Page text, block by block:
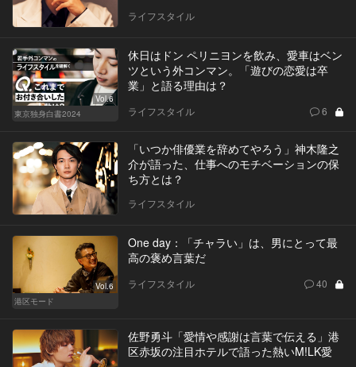
ライフスタイル
Vol.6
東京独身白書2024
休日はドン ペリニヨンを飲み、愛車はベン
ツという外コンマン。「遊びの恋愛は卒
業」と語る理由は？
ライフスタイル 6
「いつか俳優業を辞めてやろう」神木隆之
介が語った、仕事へのモチベーションの保
ち方とは？
ライフスタイル
Vol.6
港区モード
One day：「チャラい」は、男にとって最
高の褒め言葉だ
ライフスタイル 40
佐野勇斗「愛情や感謝は言葉で伝える」港
区赤坂の注目ホテルで語った熱いM!LK愛